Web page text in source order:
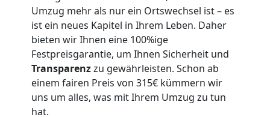
Umzug mehr als nur ein Ortswechsel ist – es
ist ein neues Kapitel in Ihrem Leben. Daher
bieten wir Ihnen eine 100%ige
Festpreisgarantie, um Ihnen Sicherheit und
Transparenzzu gewährleisten. Schon ab
einem fairen Preis von 315€ kümmern wir
uns um alles, was mit Ihrem Umzug zu tun
hat.
Wolfsberg
Fernumzug